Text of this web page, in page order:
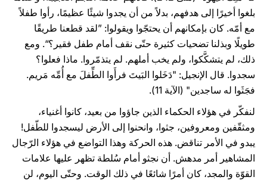
بلغوا أخيرًا إلى هدفهم، بدلاً من أن يجدوا شيئًا عظيمًا، رأوا طفلاً
مع أمّه. كان بإمكانهم أن يحتجّوا ويقولوا: ”لقد قطعنا طريقًا
طويلًا وبذلنا تضحيات كثيرة حتّى نقف أمام طفل فقير؟“. ومع
ذلك، لم يتشكَّكوا، ولم يخب أملهم. لم يتذمّروا. ماذا فعلوا؟
سجدوا. قال الإنجيل: "دَخَلوا البَيتَ فرأَوا الطِّفلَ مع أُمِّه مَريم.
فجَثَوا له ساجدين" (الآية 11).
لنفكّر في هؤلاء الحكماء الذين جاؤوا من بعيد، كانوا أغنياء،
ومثقّفين ومعروفين، جثوا، وانحنوا إلى الأرض ليسجدوا للطّفل!
يبدو في الأمر تناقض. هذه الحركة وهذا التواضع في هؤلاء الرّجال
المشاهير أمر مدهش. أن نجثو أمام سُلطة تظهر عليها علامات
القوّة والمجد، كان أمرًا شائعًا في ذلك الوقت. وحتّى اليوم، لن